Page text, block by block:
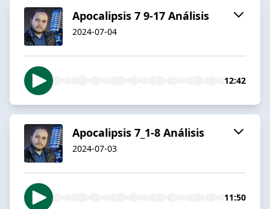
Apocalipsis 7 9-17 Análisis
2024-07-04
12:42
Apocalipsis 7_1-8 Análisis
2024-07-03
11:50